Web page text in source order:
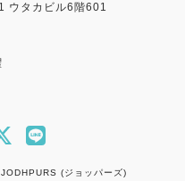
ウタカビル6階601
(ジョッパーズ)